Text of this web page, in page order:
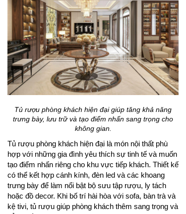
Tủ rượu phòng khách hiện đại giúp tăng khả năng
trưng bày, lưu trữ và tạo điểm nhấn sang trọng cho
không gian.
Tủ rượu phòng khách hiện đại là món nội thất phù
hợp với những gia đình yêu thích sự tinh tế và muốn
tạo điểm nhấn riêng cho khu vực tiếp khách. Thiết kế
có thể kết hợp cánh kính, đèn led và các khoang
trưng bày để làm nổi bật bộ sưu tập rượu, ly tách
hoặc đồ decor. Khi bố trí hài hòa với sofa, bàn trà và
kệ tivi, tủ rượu giúp phòng khách thêm sang trọng và